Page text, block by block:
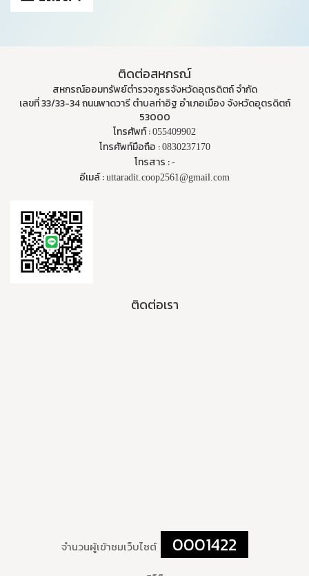
ติดต่อสหกรณ์
สหกรณ์ออมทรัพย์ตำรวจภูธรจังหวัดอุตรดิตถ์ จำกัด
เลขที่ 33/33-34 ถนนพาดวารี ตำบลท่าอิฐ อำเภอเมือง จังหวัดอุตรดิตถ์
53000
โทรศัพท์ : 055409902
โทรศัพท์มือถือ : 0830237170
โทรสาร : -
อีเมล์ : uttaradit.coop2561@gmail.com
ติดต่อเรา
จำนวนผู้เข้าชมเว็บไซต์ 0001422